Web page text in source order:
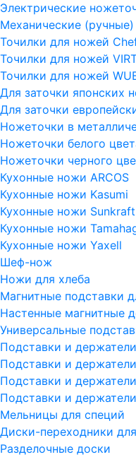
Электрические
Механические
Точилки для ножей
Точилки для ножей
Точилки для ножей
Для заточки японских
Для заточки
Ножеточки в
Ножеточки белого
Ножеточки черного
Кухонные ножи ARCOS
Кухонные ножи Kasumi
Кухонные ножи Sunkraft
Кухонные ножи
Кухонные ножи Yaxell
Шеф-нож
Ножи для хлеба
Магнитные подставки
Настенные магнитные
Универсальные
Подставки и
Подставки и
Подставки и
Подставки и
Мельницы для специй
Диски-переходники
Разделочные доски